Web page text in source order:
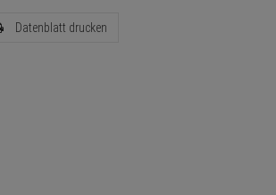
Datenblatt drucken